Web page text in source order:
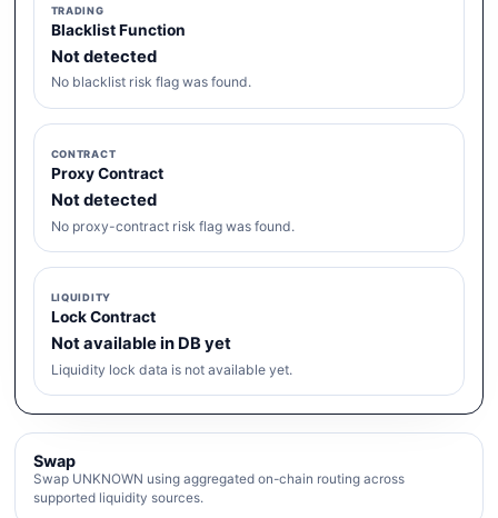
TRADING
Blacklist Function
Not detected
No blacklist risk flag was found.
CONTRACT
Proxy Contract
Not detected
No proxy-contract risk flag was found.
LIQUIDITY
Lock Contract
Not available in DB yet
Liquidity lock data is not available yet.
Swap
Swap UNKNOWN using aggregated on-chain routing across
supported liquidity sources.